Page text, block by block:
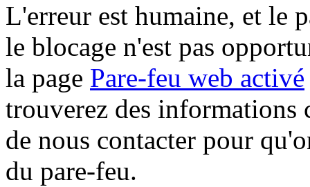
L'erreur est humaine, et le
le blocage n'est pas
la page Pare-feu web activé
trouverez des informations
de nous contacter pour
du pare-feu.